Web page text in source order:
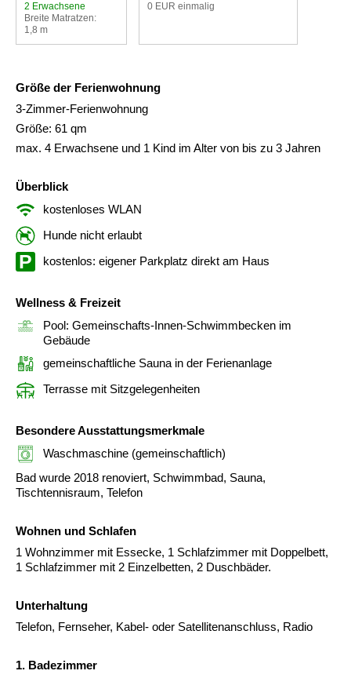
2 Erwachsene
Breite Matratzen:
1,8 m
0 EUR einmalig
Größe der Ferienwohnung
3-Zimmer-Ferienwohnung
Größe: 61 qm
max. 4 Erwachsene und 1 Kind im Alter von bis zu 3 Jahren
Überblick
kostenloses WLAN
Hunde nicht erlaubt
kostenlos: eigener Parkplatz direkt am Haus
Wellness & Freizeit
Pool: Gemeinschafts-Innen-Schwimmbecken im
Gebäude
gemeinschaftliche Sauna in der Ferienanlage
Terrasse mit Sitzgelegenheiten
Besondere Ausstattungsmerkmale
Waschmaschine (gemeinschaftlich)
Bad wurde 2018 renoviert, Schwimmbad, Sauna,
Tischtennisraum, Telefon
Wohnen und Schlafen
1 Wohnzimmer mit Essecke, 1 Schlafzimmer mit Doppelbett,
1 Schlafzimmer mit 2 Einzelbetten, 2 Duschbäder.
Unterhaltung
Telefon, Fernseher, Kabel- oder Satellitenanschluss, Radio
1. Badezimmer